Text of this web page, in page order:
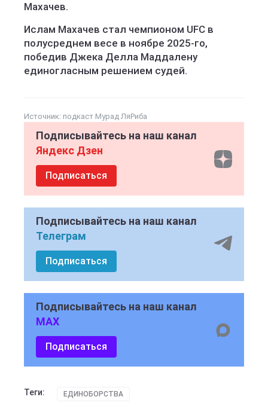
Махачев.
Ислам Махачев стал чемпионом UFC в
полусреднем весе в ноябре 2025-го,
победив Джека Делла Маддалену
единогласным решением судей.
Источник: подкаст Мурад ЛяРиба
Подписывайтесь на наш канал
Яндекс Дзен
Подписаться
Подписывайтесь на наш канал
Телеграм
Подписаться
Подписывайтесь на наш канал
MAX
Подписаться
Теги: ЕДИНОБОРСТВА